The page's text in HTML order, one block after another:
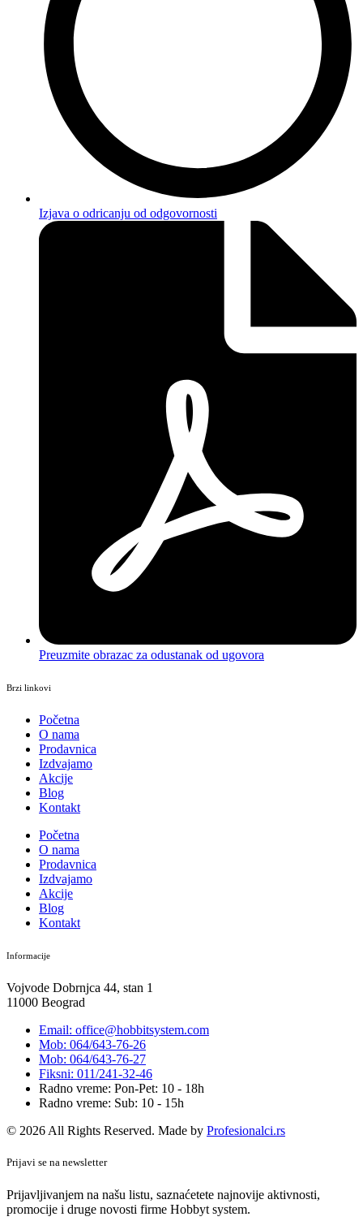
Izjava o odricanju od odgovornosti
Preuzmite obrazac za odustanak od ugovora
Brzi linkovi
Početna
O nama
Prodavnica
Izdvajamo
Akcije
Blog
Kontakt
Početna
O nama
Prodavnica
Izdvajamo
Akcije
Blog
Kontakt
Informacije
Vojvode Dobrnjca 44, stan 1
11000 Beograd
Email: office@hobbitsystem.com
Mob: 064/643-76-26
Mob: 064/643-76-27
Fiksni: 011/241-32-46
Radno vreme: Pon-Pet: 10 - 18h
Radno vreme: Sub: 10 - 15h
© 2026 All Rights Reserved. Made by Profesionalci.rs
Prijavi se na newsletter
Prijavljivanjem na našu listu, saznaćetete najnovije aktivnosti,
promocije i druge novosti firme Hobbyt system.